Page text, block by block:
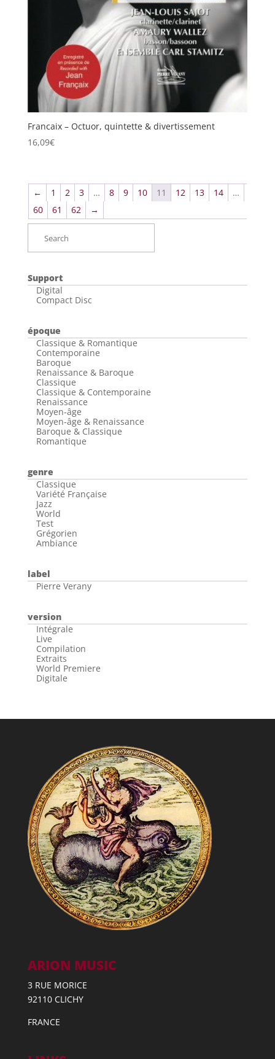
Francaix – Octuor, quintette & divertissement
16,09€
← 1 2 3 … 8 9 10 11 12 13 14
…
60
61 62 →
Support
Digital
Compact Disc
époque
Classique & Romantique
Contemporaine
Baroque
Renaissance & Baroque
Classique
Classique & Contemporaine
Renaissance
Moyen-âge
Moyen-âge & Renaissance
Baroque & Classique
Romantique
genre
Classique
Variété Française
Jazz
World
Test
Grégorien
Ambiance
label
Pierre Verany
version
Intégrale
Live
Compilation
Extraits
World Premiere
Digitale
ARION MUSIC
3 RUE MORICE
92110 CLICHY
FRANCE